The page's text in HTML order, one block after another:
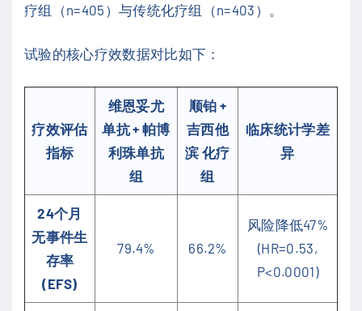
疗组（n=405）与传统化疗组（n=403）。
试验的核心疗效数据对比如下：
疗效评估
指标
维恩妥尤
单抗 + 帕博
利珠单抗
组
顺铂 +
吉西他
滨 化疗
组
临床统计学差
异
24个月
无事件生
存率
(EFS)
79.4% 66.2%
风险降低47%
(HR=0.53,
P<0.0001)